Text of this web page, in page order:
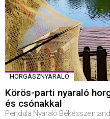
HORGÁSZNYARALÓ
Körös-parti nyaraló
és csónakkal
Pendula Nyaraló